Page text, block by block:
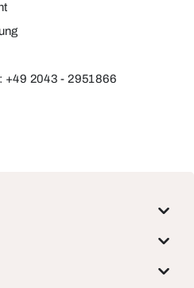
+49 2043 - 2951866